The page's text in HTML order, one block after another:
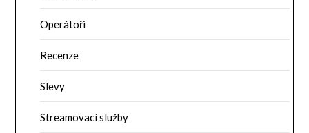
Operátoři
Recenze
Slevy
Streamovací služby